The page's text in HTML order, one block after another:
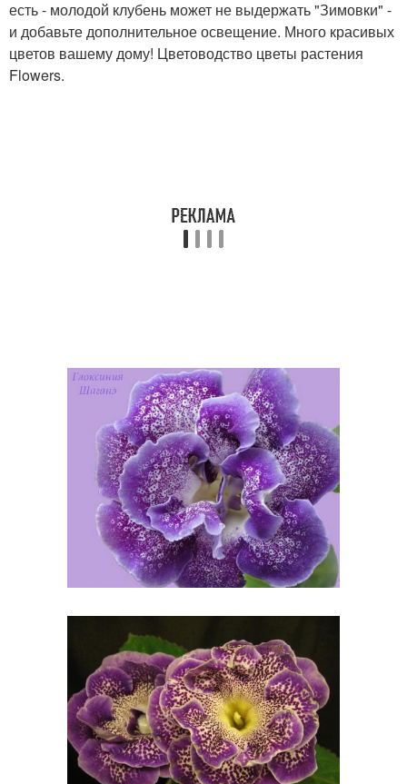
есть - молодой клубень может не выдержать "Зимовки" -
и добавьте дополнительное освещение. Много красивых
цветов вашему дому! Цветоводство цветы растения
Flowers.